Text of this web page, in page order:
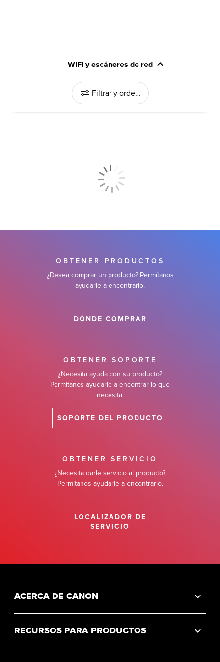
WIFI y escáneres de red
Filtrar y ordenar
OBTENER PRODUCTOS
¿Desea comprar un producto? Permítanos
ayudarle a encontrarlo.
DÓNDE COMPRAR
OBTENER SOPORTE
¿Necesita ayuda con su producto?
Permítanos ayudarle a encontrar lo que
necesita.
SOPORTE DEL PRODUCTO
OBTENER SERVICIO
¿Necesita darle servicio al producto?
Permítanos ayudarle a encontrarlo.
LOCALIZADOR DE
SERVICIO
ACERCA DE CANON
RECURSOS PARA PRODUCTOS